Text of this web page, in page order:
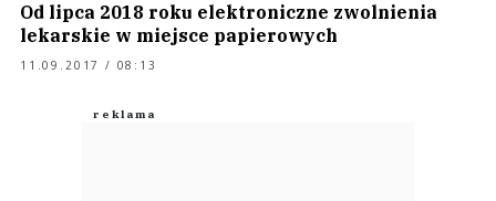
Od lipca 2018 roku elektroniczne zwolnienia
lekarskie w miejsce papierowych
11.09.2017 / 08:13